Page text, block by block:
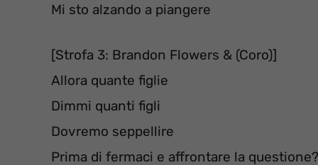
Mi sto alzando a piangere
[Strofa 3: Brandon Flowers & (Coro)]
Allora quante figlie
Dimmi quanti figli
Dovremo seppellire
Prima di fermaci e affrontare la questione?